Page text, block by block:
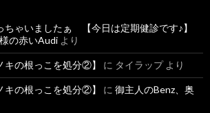
ちゃいましたぁ 【今日は定期健診です♪】
の赤いAudi より
キの根っこを処分②】 に タイラップより
キの根っこを処分②】 に 御主人のBenz、奥